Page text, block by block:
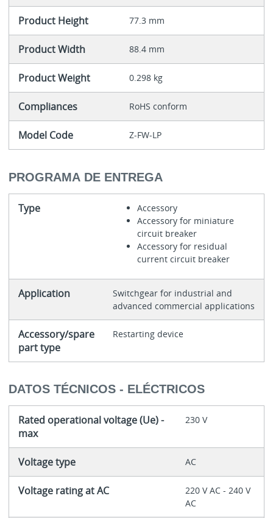
Product Height 77.3 mm
Product Width 88.4 mm
Product Weight 0.298 kg
Compliances RoHS conform
Model Code Z-FW-LP
PROGRAMA DE ENTREGA
Type
Accessory
Accessory for miniature
circuit breaker
Accessory for residual
current circuit breaker
Application
Switchgear for industrial and
advanced commercial applications
Accessory/spare
part type
Restarting device
DATOS TÉCNICOS - ELÉCTRICOS
Rated operational voltage (Ue) -
max
230 V
Voltage type AC
Voltage rating at AC
220 V AC - 240 V
AC